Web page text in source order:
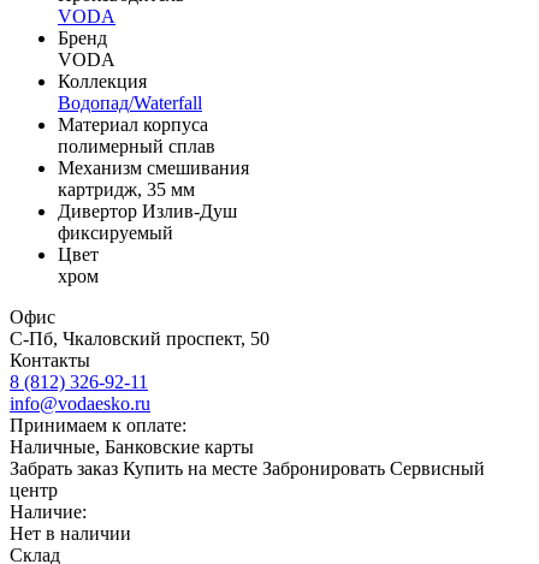
VODA
Бренд
VODA
Коллекция
Водопад/Waterfall
Материал корпуса
полимерный сплав
Механизм смешивания
картридж, 35 мм
Дивертор Излив-Душ
фиксируемый
Цвет
хром
Офис
С-Пб, Чкаловский проспект, 50
Контакты
8 (812) 326-92-11
info@vodaesko.ru
Принимаем к оплате:
Наличные, Банковские карты
Забрать заказ Купить на месте Забронировать Сервисный
центр
Наличие:
Нет в наличии
Склад